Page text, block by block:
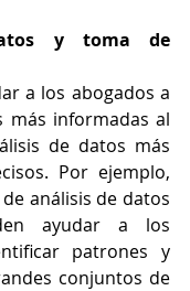
y toma de
a los abogados a
más informadas al
de datos más
Por ejemplo,
análisis de datos
ayudar a los
patrones y
conjuntos de